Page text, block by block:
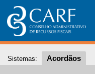
Sistemas: Acordãos